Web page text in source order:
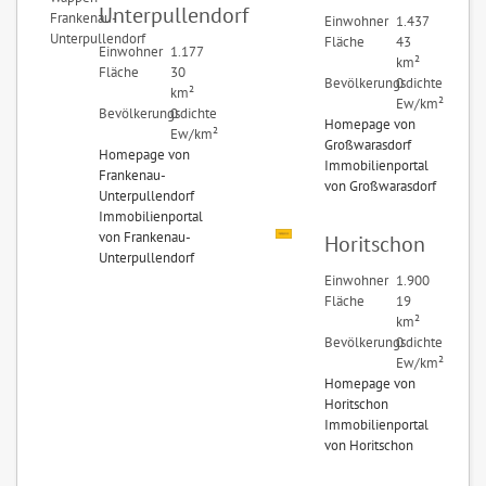
Unterpullendorf
Einwohner 1.177
Fläche
30
km²
Bevölkerungsdichte
0
Ew/km²
Homepage von
Frankenau-
Unterpullendorf
Immobilienportal
von Frankenau-
Unterpullendorf
Einwohner 1.437
Fläche
43
km²
Bevölkerungsdichte
0
Ew/km²
Homepage von
Großwarasdorf
Immobilienportal
von Großwarasdorf
Horitschon
Einwohner 1.900
Fläche
19
km²
Bevölkerungsdichte
0
Ew/km²
Homepage von
Horitschon
Immobilienportal
von Horitschon